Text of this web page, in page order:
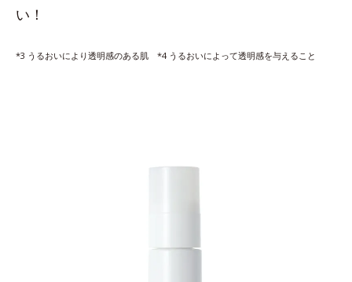
い！
*3 うるおいにより透明感のある肌 *4 うるおいによって透明感を与えること